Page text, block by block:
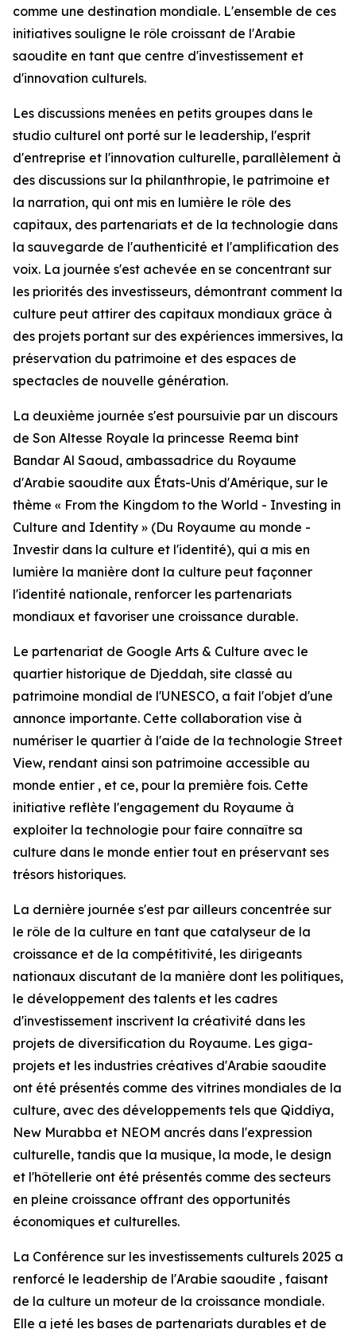
comme une destination mondiale. L'ensemble de ces
initiatives souligne le rôle croissant de l'Arabie
saoudite en tant que centre d'investissement et
d'innovation culturels.
Les discussions menées en petits groupes dans le
studio culturel ont porté sur le leadership, l'esprit
d'entreprise et l'innovation culturelle, parallèlement à
des discussions sur la philanthropie, le patrimoine et
la narration, qui ont mis en lumière le rôle des
capitaux, des partenariats et de la technologie dans
la sauvegarde de l'authenticité et l'amplification des
voix. La journée s'est achevée en se concentrant sur
les priorités des investisseurs, démontrant comment la
culture peut attirer des capitaux mondiaux grâce à
des projets portant sur des expériences immersives, la
préservation du patrimoine et des espaces de
spectacles de nouvelle génération.
La deuxième journée s'est poursuivie par un discours
de Son Altesse Royale la princesse Reema bint
Bandar Al Saoud, ambassadrice du Royaume
d'Arabie saoudite aux États-Unis d'Amérique, sur le
thème « From the Kingdom to the World - Investing in
Culture and Identity » (Du Royaume au monde -
Investir dans la culture et l'identité), qui a mis en
lumière la manière dont la culture peut façonner
l'identité nationale, renforcer les partenariats
mondiaux et favoriser une croissance durable.
Le partenariat de Google Arts & Culture avec le
quartier historique de Djeddah, site classé au
patrimoine mondial de l'UNESCO, a fait l'objet d'une
annonce importante. Cette collaboration vise à
numériser le quartier à l'aide de la technologie Street
View, rendant ainsi son patrimoine accessible au
monde entier , et ce, pour la première fois. Cette
initiative reflète l'engagement du Royaume à
exploiter la technologie pour faire connaître sa
culture dans le monde entier tout en préservant ses
trésors historiques.
La dernière journée s'est par ailleurs concentrée sur
le rôle de la culture en tant que catalyseur de la
croissance et de la compétitivité, les dirigeants
nationaux discutant de la manière dont les politiques,
le développement des talents et les cadres
d'investissement inscrivent la créativité dans les
projets de diversification du Royaume. Les giga-
projets et les industries créatives d'Arabie saoudite
ont été présentés comme des vitrines mondiales de la
culture, avec des développements tels que Qiddiya,
New Murabba et NEOM ancrés dans l'expression
culturelle, tandis que la musique, la mode, le design
et l'hôtellerie ont été présentés comme des secteurs
en pleine croissance offrant des opportunités
économiques et culturelles.
La Conférence sur les investissements culturels 2025 a
renforcé le leadership de l'Arabie saoudite , faisant
de la culture un moteur de la croissance mondiale.
Elle a jeté les bases de partenariats durables et de